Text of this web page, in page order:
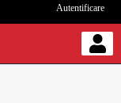
Autentificare